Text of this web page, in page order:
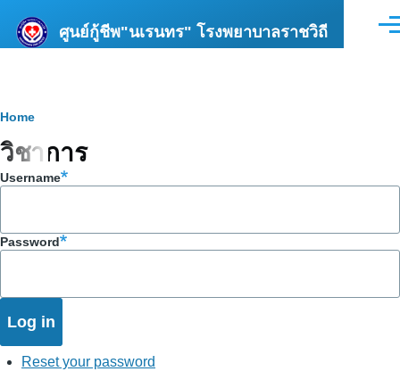
ศูนย์กู้ชีพ"นเรนทร" โรงพยาบาลราชวิถี
Breadcrumb
Home
วิชาการ
Username
Password
Reset your password